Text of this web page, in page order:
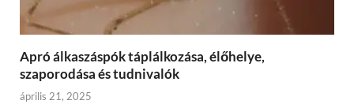
Apró álkaszáspók táplálkozása, élőhelye,
szaporodása és tudnivalók
április 21, 2025